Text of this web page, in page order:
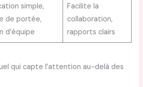
simple,
de portée,
d’équipe
Facilite la
collaboration,
rapports clairs
qui capte l’attention au-delà des